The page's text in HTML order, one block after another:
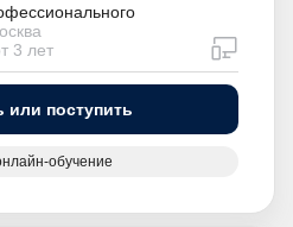
3 лет
или поступить
обучение